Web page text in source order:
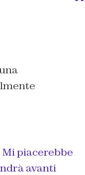
Mi piacerebbe
avanti